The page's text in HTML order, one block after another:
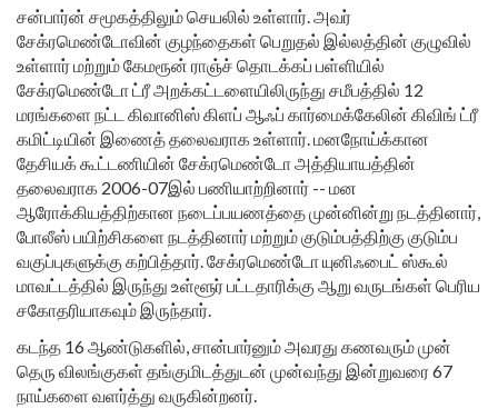
சன்பார்ன் சமூகத்திலும் செயலில் உள்ளார். அவர்
சேக்ரமெண்டோவின் குழந்தைகள் பெறுதல் இல்லத்தின் குழுவில்
உள்ளார் மற்றும் கேமரூன் ராஞ்ச் தொடக்கப் பள்ளியில்
சேக்ரமெண்டோ ட்ரீ அறக்கட்டளையிலிருந்து சமீபத்தில் 12
மரங்களை நட்ட கிவானிஸ் கிளப் ஆஃப் கார்மைக்கேலின் கிவிங் ட்ரீ
கமிட்டியின் இணைத் தலைவராக உள்ளார். மனநோய்க்கான
தேசியக் கூட்டணியின் சேக்ரமெண்டோ அத்தியாயத்தின்
தலைவராக 2006-07இல் பணியாற்றினார் -- மன
ஆரோக்கியத்திற்கான நடைப்பயணத்தை முன்னின்று நடத்தினார்,
போலீஸ் பயிற்சிகளை நடத்தினார் மற்றும் குடும்பத்திற்கு குடும்ப
வகுப்புகளுக்கு கற்பித்தார். சேக்ரமெண்டோ யுனிஃபைட் ஸ்கூல்
மாவட்டத்தில் இருந்து உள்ளூர் பட்டதாரிக்கு ஆறு வருடங்கள் பெரிய
சகோதரியாகவும் இருந்தார்.
கடந்த 16 ஆண்டுகளில், சான்பார்னும் அவரது கணவரும் முன்
தெரு விலங்குகள் தங்குமிடத்துடன் முன்வந்து இன்றுவரை 67
நாய்களை வளர்த்து வருகின்றனர்.